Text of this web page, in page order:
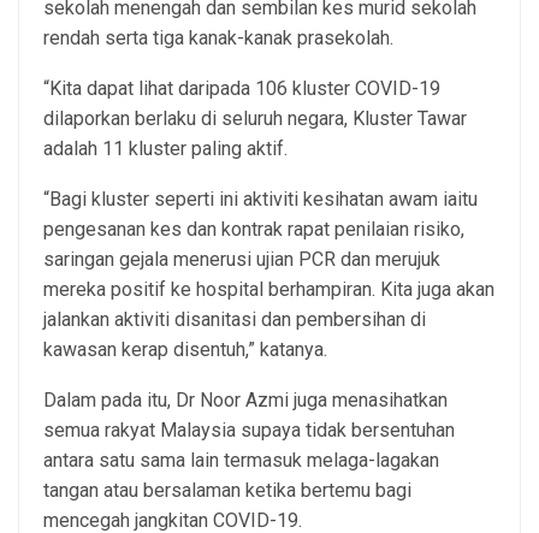
sekolah menengah dan sembilan kes murid sekolah
rendah serta tiga kanak-kanak prasekolah.
“Kita dapat lihat daripada 106 kluster COVID-19
dilaporkan berlaku di seluruh negara, Kluster Tawar
adalah 11 kluster paling aktif.
“Bagi kluster seperti ini aktiviti kesihatan awam iaitu
pengesanan kes dan kontrak rapat penilaian risiko,
saringan gejala menerusi ujian PCR dan merujuk
mereka positif ke hospital berhampiran. Kita juga akan
jalankan aktiviti disanitasi dan pembersihan di
kawasan kerap disentuh,” katanya.
Dalam pada itu, Dr Noor Azmi juga menasihatkan
semua rakyat Malaysia supaya tidak bersentuhan
antara satu sama lain termasuk melaga-lagakan
tangan atau bersalaman ketika bertemu bagi
mencegah jangkitan COVID-19.